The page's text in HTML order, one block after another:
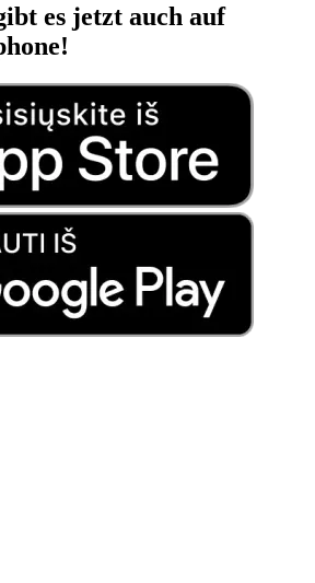
es jetzt auch auf